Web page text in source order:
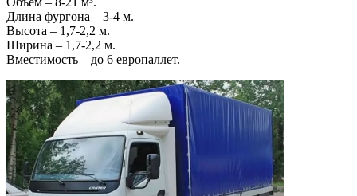
Длина фургона – 3-4 м.
Высота – 1,7-2,2 м.
Ширина – 1,7-2,2 м.
Вместимость – до 6 европаллет.